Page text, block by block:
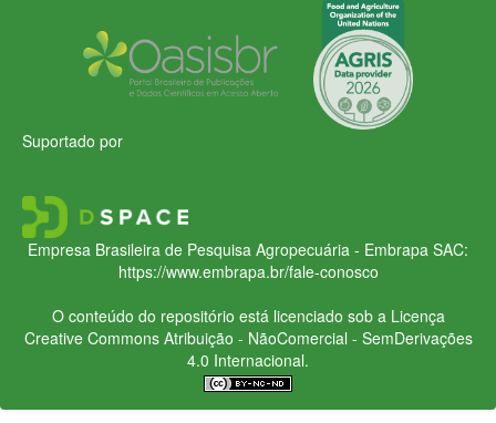
Suportado por
Empresa Brasileira de Pesquisa Agropecuária - Embrapa SAC:
https://www.embrapa.br/fale-conosco
O conteúdo do repositório está licenciado sob a Licença
Creative CommonsAtribuição - NãoComercial - SemDerivações
4.0 Internacional.